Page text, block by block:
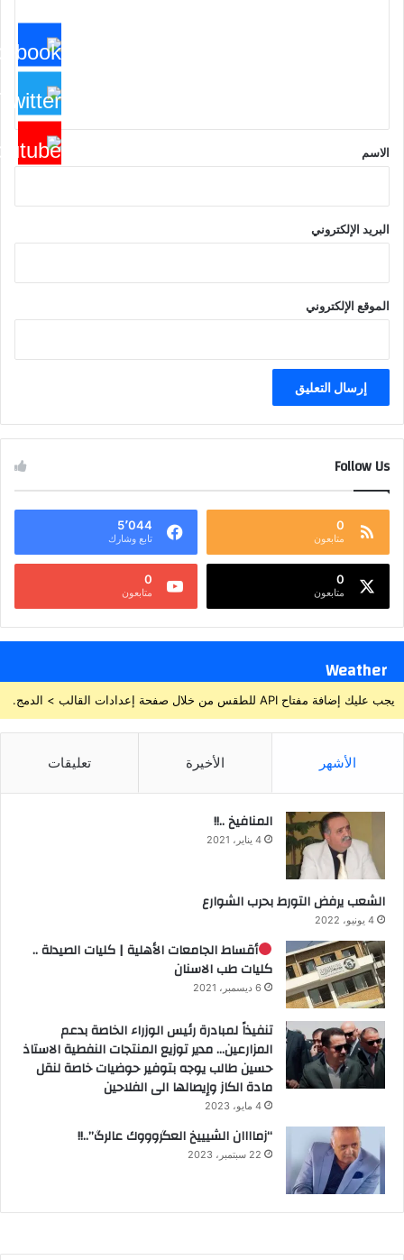
*
الاسم
البريد الإلكتروني
الموقع الإلكتروني
Follow Us
0
متابعون
5٬044
تابع وشارك
0
متابعون
0
متابعون
Weather
يجب عليك إضافة مفتاح API للطقس من خلال صفحة إعدادات القالب > الدمج.
الأشهر الأخيرة تعليقات
المنافيخ ..!!
4 يناير، 2021
الشعب يرفض التورط بحرب الشوارع
4 يونيو، 2022
أقساط الجامعات الأهلية | كليات الصيدلة ..
كليات طب الاسنان
6 ديسمبر، 2021
تنفيذاً لمبادرة رئيس الوزراء الخاصة بدعم
المزارعين… مدير توزيع المنتجات النفطية الاستاذ
حسين طالب يوجه بتوفير حوضيات خاصة لنقل
مادة الكاز وإيصالها الى الفلاحين
4 مايو، 2023
“زماااان الشيييخ العگروووك عالرگ”..!!
22 سبتمبر، 2023